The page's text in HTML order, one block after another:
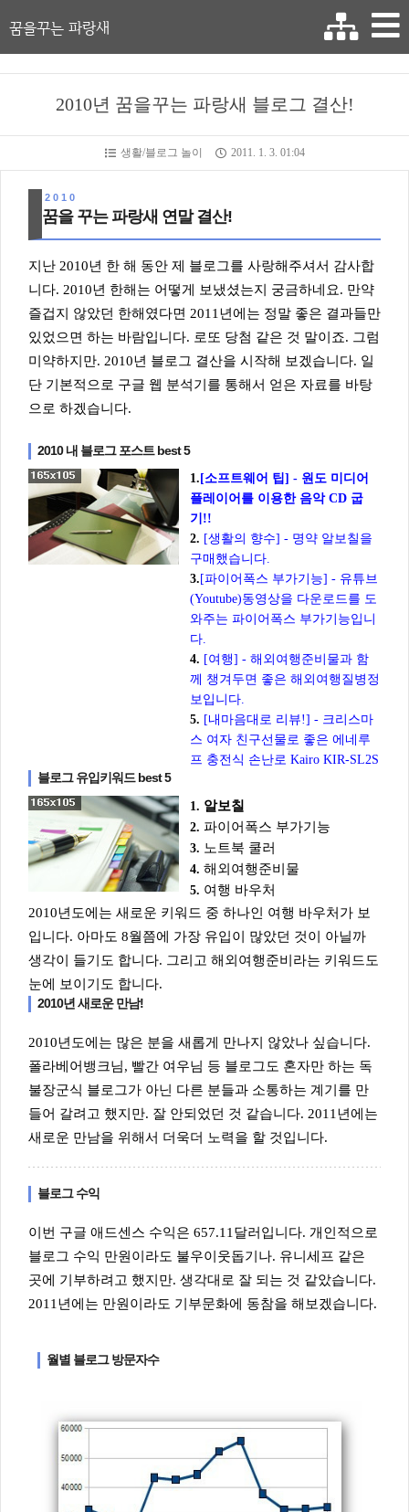
꿈을꾸는 파랑새
2010년 꿈을꾸는 파랑새 블로그 결산!
생활/블로그 놀이 2011. 1. 3. 01:04
2010
꿈을 꾸는 파랑새 연말 결산!
지난 2010년 한 해 동안 제 블로그를 사랑해주셔서 감사합
니다. 2010년 한해는 어떻게 보냈셨는지 궁금하네요. 만약
즐겁지 않았던 한해였다면 2011년에는 정말 좋은 결과들만
있었으면 하는 바람입니다. 로또 당첨 같은 것 말이죠. 그럼
미약하지만. 2010년 블로그 결산을 시작해 보겠습니다. 일
단 기본적으로 구글 웹 분석기를 통해서 얻은 자료를 바탕
으로 하겠습니다.
2010 내 블로그 포스트 best 5
1. [소프트웨어 팁] - 원도 미디어
플레이어를 이용한 음악 CD 굽
기!!
2. [생활의 향수] - 명약 알보칠을
구매했습니다.
3. [파이어폭스 부가기능] - 유튜브
(Youtube)동영상을 다운로드를 도
와주는 파이어폭스 부가기능입니
다.
4. [여행] - 해외여행준비물과 함
께 챙겨두면 좋은 해외여행질병정
보입니다.
5. [내마음대로 리뷰!] - 크리스마
스 여자 친구선물로 좋은 에네루
프 충전식 손난로 Kairo KIR-SL2S
블로그 유입키워드 best 5
1. 알보칠
2. 파이어폭스 부가기능
3. 노트북 쿨러
4. 해외여행준비물
5. 여행 바우처
2010년도에는 새로운 키워드 중 하나인 여행 바우처가 보
입니다. 아마도 8월쯤에 가장 유입이 많았던 것이 아닐까
생각이 들기도 합니다. 그리고 해외여행준비라는 키워드도
눈에 보이기도 합니다.
2010년 새로운 만남!
2010년도에는 많은 분을 새롭게 만나지 않았나 싶습니다.
폴라베어뱅크님, 빨간 여우님 등 블로그도 혼자만 하는 독
불장군식 블로그가 아닌 다른 분들과 소통하는 계기를 만
들어 갈려고 했지만. 잘 안되었던 것 같습니다. 2011년에는
새로운 만남을 위해서 더욱더 노력을 할 것입니다.
블로그 수익
이번 구글 애드센스 수익은 657.11달러입니다. 개인적으로
블로그 수익 만원이라도 불우이웃돕기나. 유니세프 같은
곳에 기부하려고 했지만. 생각대로 잘 되는 것 같았습니다.
2011년에는 만원이라도 기부문화에 동참을 해보겠습니다.
월별 블로그 방문자수